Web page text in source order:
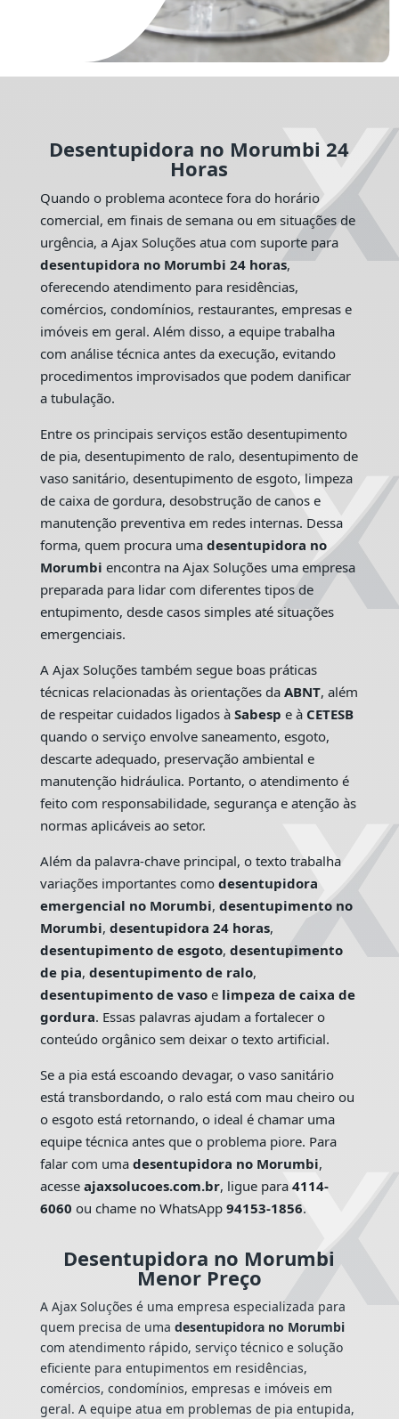
Desentupidora no Morumbi 24
Horas
Quando o problema acontece fora do horário
comercial, em finais de semana ou em situações de
urgência, a Ajax Soluções atua com suporte para
desentupidora no Morumbi 24 horas,
oferecendo atendimento para residências,
comércios, condomínios, restaurantes, empresas e
imóveis em geral. Além disso, a equipe trabalha
com análise técnica antes da execução, evitando
procedimentos improvisados que podem danificar
a tubulação.
Entre os principais serviços estão desentupimento
de pia, desentupimento de ralo, desentupimento de
vaso sanitário, desentupimento de esgoto, limpeza
de caixa de gordura, desobstrução de canos e
manutenção preventiva em redes internas. Dessa
forma, quem procura uma desentupidora no
Morumbi encontra na Ajax Soluções uma empresa
preparada para lidar com diferentes tipos de
entupimento, desde casos simples até situações
emergenciais.
A Ajax Soluções também segue boas práticas
técnicas relacionadas às orientações da ABNT, além
de respeitar cuidados ligados à Sabesp e à CETESB
quando o serviço envolve saneamento, esgoto,
descarte adequado, preservação ambiental e
manutenção hidráulica. Portanto, o atendimento é
feito com responsabilidade, segurança e atenção às
normas aplicáveis ao setor.
Além da palavra-chave principal, o texto trabalha
variações importantes como desentupidora
emergencial no Morumbi, desentupimento no
Morumbi, desentupidora 24 horas,
desentupimento de esgoto, desentupimento
de pia, desentupimento de ralo,
desentupimento de vasoe limpeza de caixa de
gordura. Essas palavras ajudam a fortalecer o
conteúdo orgânico sem deixar o texto artificial.
Se a pia está escoando devagar, o vaso sanitário
está transbordando, o ralo está com mau cheiro ou
o esgoto está retornando, o ideal é chamar uma
equipe técnica antes que o problema piore. Para
falar com uma desentupidora no Morumbi,
acesse ajaxsolucoes.com.br, ligue para 4114-
6060 ou chame no WhatsApp 94153-1856.
Desentupidora no Morumbi
Menor Preço
A Ajax Soluções é uma empresa especializada para
quem precisa de uma desentupidora no Morumbi
com atendimento rápido, serviço técnico e solução
eficiente para entupimentos em residências,
comércios, condomínios, empresas e imóveis em
geral. A equipe atua em problemas de pia entupida,